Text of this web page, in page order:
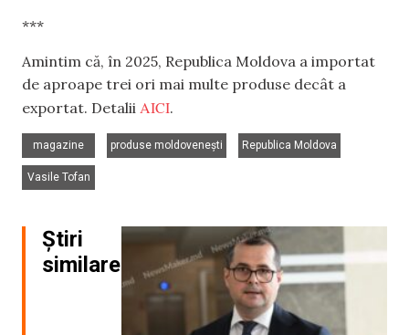
***
Amintim că, în 2025, Republica Moldova a importat
de aproape trei ori mai multe produse decât a
exportat. Detalii AICI.
magazine
produse moldovenești
Republica Moldova
Vasile Tofan
Știri
similare